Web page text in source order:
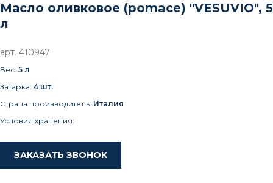
Масло оливковое (pomace) "VESUVIO", 5
л
арт. 410947
Вес: 5 л
Затарка: 4 шт.
Страна производитель: Италия
Условия хранения:
ЗАКАЗАТЬ ЗВОНОК